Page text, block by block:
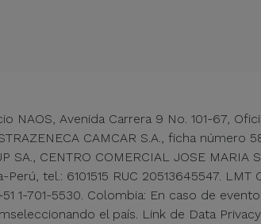
NAOS, Avenida Carrera 9 No. 101-67,
CAMCAR S.A., ficha
SA., CENTRO COMERCIAL JOSE
tel.: 6101515 RUC 20513645547.
1-701-5530. Colombia: En caso de
el país. Link de Data